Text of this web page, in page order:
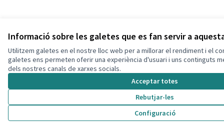
Informació sobre les galetes que es fan servir a
Utilitzem galetes en el nostre lloc web per a millorar el rendiment i el
galetes ens permeten oferir una experiència d'usuari i uns continguts
dels nostres canals de xarxes socials.
Acceptar totes
Rebutjar-les
Configuració